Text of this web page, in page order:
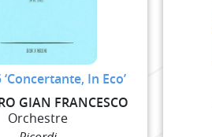
In Eco’
GIAN FRANCESCO
Orchestre